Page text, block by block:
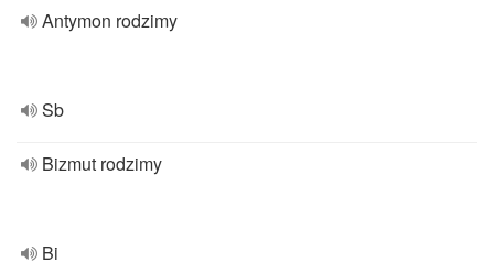
Antymon rodzimy
Sb
Bizmut rodzimy
Bi